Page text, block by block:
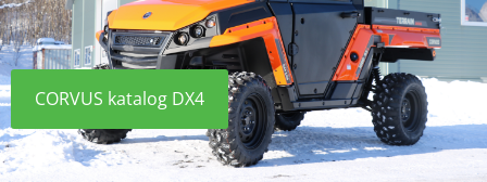
CORVUS katalog DX4